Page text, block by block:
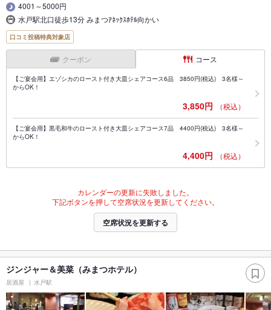
4001～5000円
水戸駅北口徒歩13分 みまつｱﾈｯｸｽﾎﾃﾙ向かい
口コミ投稿特典対象店
クーポン コース
【ご宴会用】エゾシカのロースト付き大皿シェアコース6品 3850円(税込) 3名様～
からOK！
3,850円 （税込）
【ご宴会用】黒毛和牛のロースト付き大皿シェアコース7品 4400円(税込) 3名様～
からOK！
4,400円 （税込）
カレンダーの更新に失敗しました。
下記ボタンを押して空席状況を更新してください。
空席状況を更新する
ジンジャー＆美菜（みまつホテル）
居酒屋 水戸駅